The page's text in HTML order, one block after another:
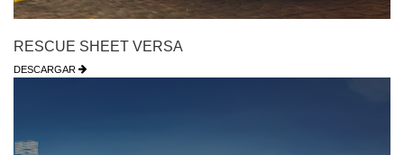
RESCUE SHEET VERSA
DESCARGAR